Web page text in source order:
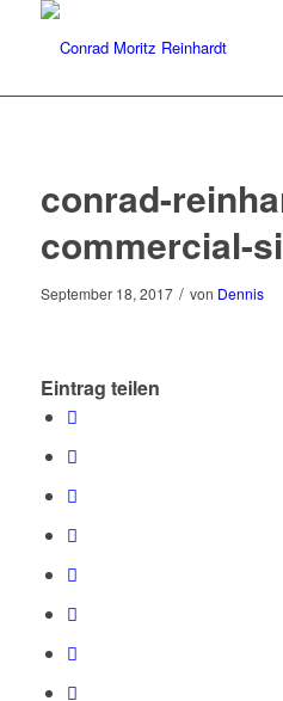
conrad-
commercial-
September 18, 2017 / von Dennis
Eintrag teilen